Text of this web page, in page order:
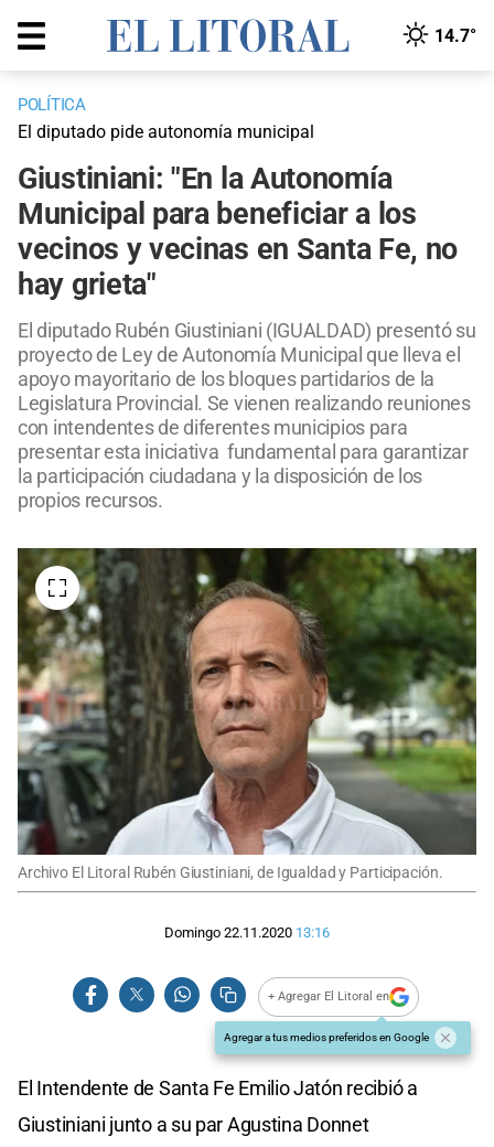
14.7°
POLÍTICA
El diputado pide autonomía municipal
Giustiniani: "En la Autonomía
Municipal para beneficiar a los
vecinos y vecinas en Santa Fe, no
hay grieta"
El diputado Rubén Giustiniani (IGUALDAD) presentó su
proyecto de Ley de Autonomía Municipal que lleva el
apoyo mayoritario de los bloques partidarios de la
Legislatura Provincial. Se vienen realizando reuniones
con intendentes de diferentes municipios para
presentar esta iniciativa fundamental para garantizar
la participación ciudadana y la disposición de los
propios recursos.
Archivo El Litoral Rubén Giustiniani, de Igualdad y Participación.
Domingo 22.11.2020 13:16
+ Agregar El Litoral en
Agregar a tus medios preferidos en Google
El Intendente de Santa Fe Emilio Jatón recibió a
Giustiniani junto a su par Agustina Donnet